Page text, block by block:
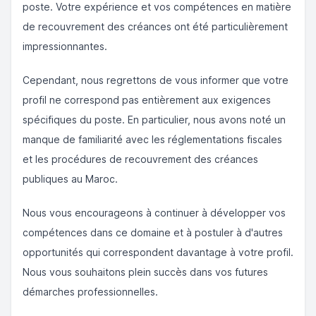
poste. Votre expérience et vos compétences en matière
de recouvrement des créances ont été particulièrement
impressionnantes.
Cependant, nous regrettons de vous informer que votre
profil ne correspond pas entièrement aux exigences
spécifiques du poste. En particulier, nous avons noté un
manque de familiarité avec les réglementations fiscales
et les procédures de recouvrement des créances
publiques au Maroc.
Nous vous encourageons à continuer à développer vos
compétences dans ce domaine et à postuler à d'autres
opportunités qui correspondent davantage à votre profil.
Nous vous souhaitons plein succès dans vos futures
démarches professionnelles.